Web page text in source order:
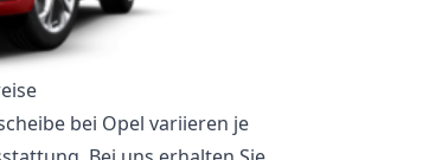
bei Opel variieren je